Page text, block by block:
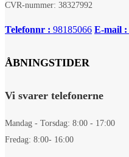
CVR-nummer: 38327992
Telefonnr : 98185066 E-mail :
ÅBNINGSTIDER
Vi svarer telefonerne
Mandag - Torsdag: 8:00 - 17:00
Fredag: 8:00- 16:00